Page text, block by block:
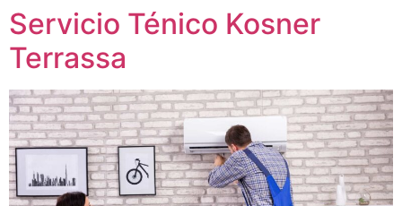
Servicio Ténico Kosner
Terrassa